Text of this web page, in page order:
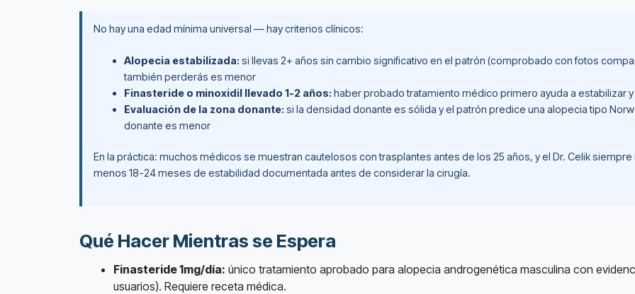
No hay una edad mínima universal — hay criterios clínicos:
Alopecia estabilizada: si llevas 2+ años sin cambio significativo en el patrón (comprobado con fotos
también perderás es menor
Finasteride o minoxidil llevado 1-2 años: haber probado tratamiento médico primero ayuda a estabilizar
Evaluación de la zona donante: si la densidad donante es sólida y el patrón predice una alopecia tipo
donante es menor
En la práctica: muchos médicos se muestran cautelosos con trasplantes antes de los 25 años, y el Dr. Celik
menos 18-24 meses de estabilidad documentada antes de considerar la cirugía.
Qué Hacer Mientras se Espera
Finasteride 1mg/día: único tratamiento aprobado para alopecia androgenética masculina con
usuarios). Requiere receta médica.